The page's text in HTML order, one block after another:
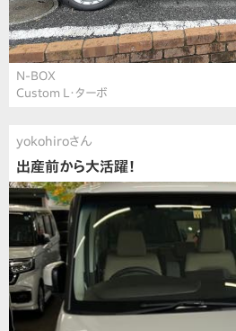
N-BOX
Custom L・ターボ
yokohiroさん
出産前から大活躍！